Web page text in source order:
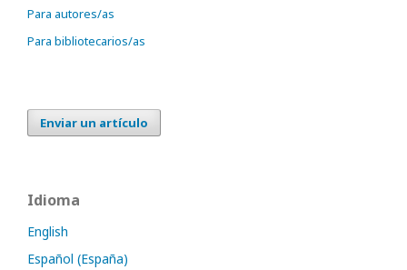
Para autores/as
Para bibliotecarios/as
Enviar un artículo
Idioma
English
Español (España)